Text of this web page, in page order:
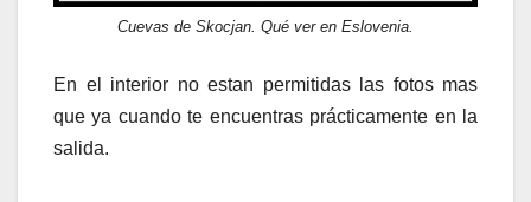
Cuevas de Skocjan. Qué ver en Eslovenia.
En el interior no estan permitidas las fotos mas
que ya cuando te encuentras prácticamente en la
salida.